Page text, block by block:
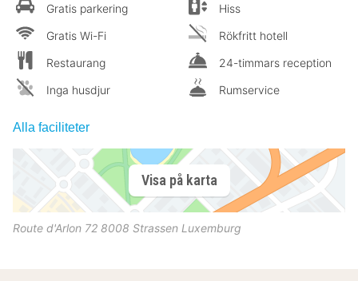
Gratis parkering
Gratis Wi-Fi
Restaurang
Inga husdjur
Hiss
Rökfritt hotell
24-timmars reception
Rumservice
Alla faciliteter
Visa på karta
Route d'Arlon 72 8008 Strassen Luxemburg